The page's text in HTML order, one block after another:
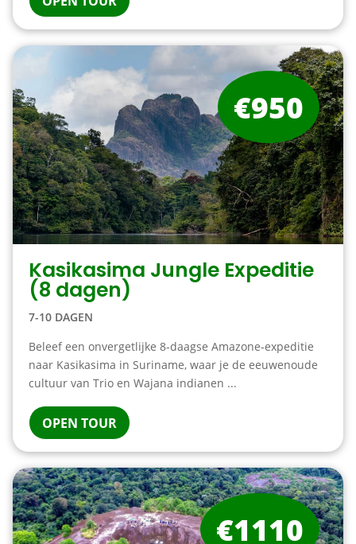
Kasikasima Jungle Expeditie
(8 dagen)
7-10 DAGEN
Beleef een onvergetlijke 8-daagse Amazone-expeditie
naar Kasikasima in Suriname, waar je de eeuwenoude
cultuur van Trio en Wajana indianen ...
OPEN TOUR
€950
€1110